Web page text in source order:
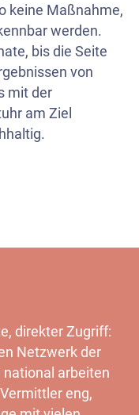
keine Maßnahme,
werden.
bis die Seite
von
mit der
am Ziel
direkter Zugriff:
Netzwerk der
arbeiten
eng,